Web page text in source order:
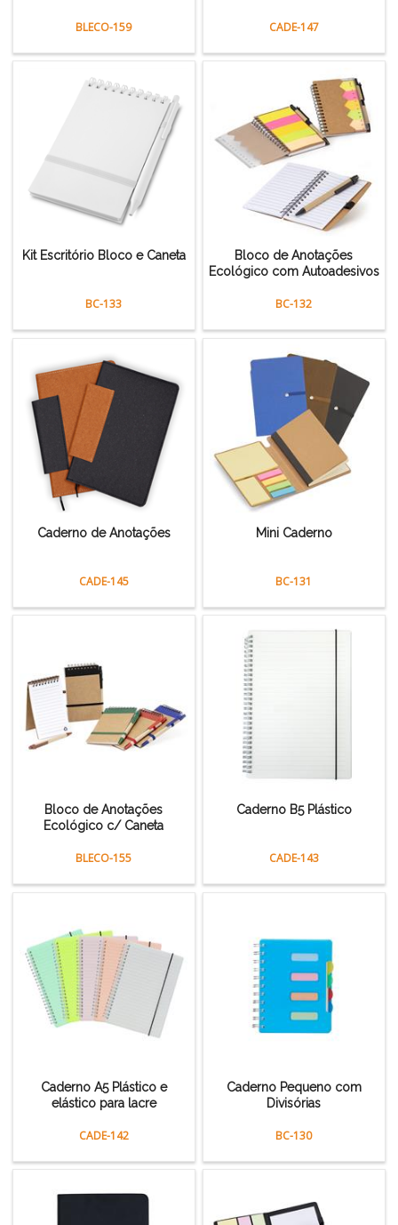
BLECO-159 CADE-147
Kit Escritório Bloco e Caneta
BC-133
Bloco de Anotações
Ecológico com Autoadesivos
BC-132
Caderno de Anotações
CADE-145
Mini Caderno
BC-131
Bloco de Anotações
Ecológico c/ Caneta
BLECO-155
Caderno B5 Plástico
CADE-143
Caderno A5 Plástico e
elástico para lacre
CADE-142
Caderno Pequeno com
Divisórias
BC-130